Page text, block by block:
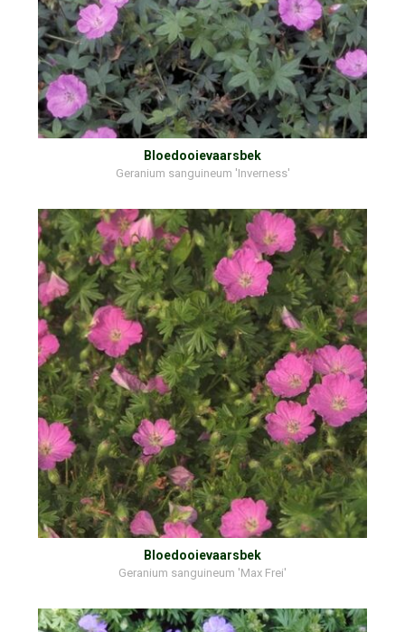
Bloedooievaarsbek
Geranium sanguineum 'Inverness'
Bloedooievaarsbek
Geranium sanguineum 'Max Frei'